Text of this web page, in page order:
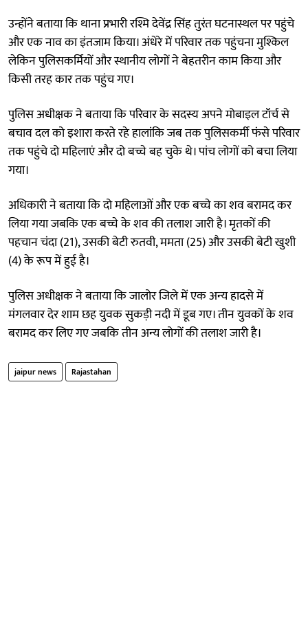
उन्होंने बताया कि थाना प्रभारी रश्मि देवेंद्र सिंह तुरंत घटनास्थल पर पहुंचे
और एक नाव का इंतजाम किया। अंधेरे में परिवार तक पहुंचना मुश्किल
लेकिन पुलिसकर्मियों और स्थानीय लोगों ने बेहतरीन काम किया और
किसी तरह कार तक पहुंच गए।
पुलिस अधीक्षक ने बताया कि परिवार के सदस्य अपने मोबाइल टॉर्च से
बचाव दल को इशारा करते रहे हालांकि जब तक पुलिसकर्मी फंसे परिवार
तक पहुंचे दो महिलाएं और दो बच्चे बह चुके थे। पांच लोगों को बचा लिया
गया।
अधिकारी ने बताया कि दो महिलाओं और एक बच्चे का शव बरामद कर
लिया गया जबकि एक बच्चे के शव की तलाश जारी है। मृतकों की
पहचान चंदा (21), उसकी बेटी रुतवी, ममता (25) और उसकी बेटी खुशी
(4) के रूप में हुई है।
पुलिस अधीक्षक ने बताया कि जालोर जिले में एक अन्य हादसे में
मंगलवार देर शाम छह युवक सुकड़ी नदी में डूब गए। तीन युवकों के शव
बरामद कर लिए गए जबकि तीन अन्य लोगों की तलाश जारी है।
jaipur news Rajastahan